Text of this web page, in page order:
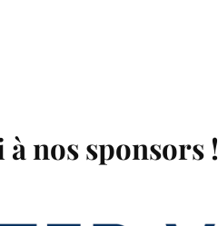
nos sponsors !